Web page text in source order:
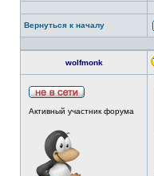
Вернуться к началу
wolfmonk
Активный участник форума